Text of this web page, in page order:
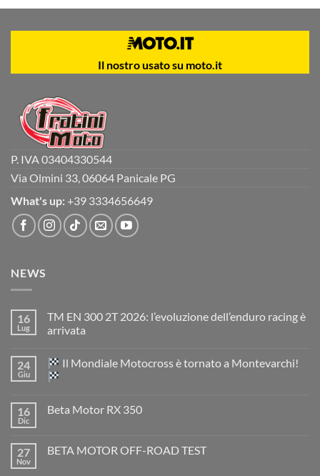
Il nostro usato su moto.it
P. IVA 03404330544
Via Olmini 33, 06064 Panicale PG
What's up: +39 3334656649
NEWS
16
Lug
TM EN 300 2T 2026: l’evoluzione dell’enduro racing è
arrivata
su
TM
EN
2026:
è
arrivata
24
Giu
Il Mondiale Motocross è tornato a Montevarchi!
su
Motocross
è
16
Dic
Beta Motor RX 350
Beta
27
Nov
BETA MOTOR OFF-ROAD TEST